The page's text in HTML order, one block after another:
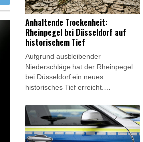
Anhaltende Trockenheit:
Rheinpegel bei Düsseldorf auf
historischem Tief
Aufgrund ausbleibender
Niederschläge hat der Rheinpegel
bei Düsseldorf ein neues
historisches Tief erreicht.
zwischenzeitlich nur noch bei 14
Zentimetern, wie aus den von der
Wasserstraßen- und
Schifffahrtsverwaltung des Bundes